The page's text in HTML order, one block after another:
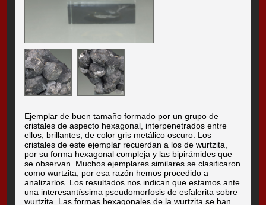
Ejemplar de buen tamaño formado por un grupo de
cristales de aspecto hexagonal, interpenetrados entre
ellos, brillantes, de color gris metálico oscuro. Los
cristales de este ejemplar recuerdan a los de wurtzita,
por su forma hexagonal compleja y las bipirámides que
se observan. Muchos ejemplares similares se clasificaron
como wurtzita, por esa razón hemos procedido a
analizarlos. Los resultados nos indican que estamos ante
una interesantíssima pseudomorfosis de esfalerita sobre
wurtzita. Las formas hexagonales de la wurtzita se han